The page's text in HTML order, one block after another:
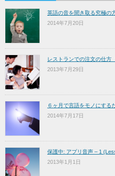
英語の音を聞き取る究極の
2014年7月20日
レストランでの注文の仕方
2013年7月29日
６ヶ月で言語をモノにする
2014年7月17日
保護中: アプリ音声 – 1
2013年1月1日